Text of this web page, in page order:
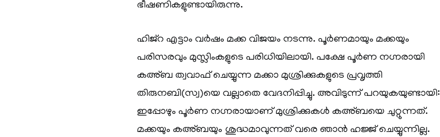
ഭീഷണികളുണ്ടായിരുന്നു.
ഹിജ്റ എട്ടാം വര്‍ഷം മക്ക വിജയം നടന്നു. പൂര്‍ണമായും മക്കയും
പരിസരവും മുസ്ലിംകളുടെ പരിധിയിലായി. പക്ഷേ പൂര്‍ണ നഗ്നരായി
കഅ്ബ ത്വവാഫ് ചെയ്യുന്ന മക്കാ മുശ്രിക്കുകളുടെ പ്രവൃത്തി
തിരുനബി(സ്വ)യെ വല്ലാതെ വേദനിപ്പിച്ചു. അവിടുന്ന് പറയുകയുണ്ടായി:
ഇപ്പോഴും പൂര്‍ണ നഗ്നരായാണ് മുശ്രിക്കുകള്‍ കഅ്ബയെ ചുറ്റുന്നത്.
മക്കയും കഅ്ബയും ശുദ്ധമാവുന്നത് വരെ ഞാന്‍ ഹജ്ജ് ചെയ്യുന്നില്ല.